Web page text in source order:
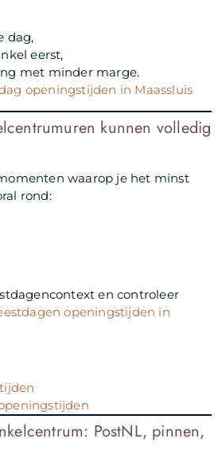
dag,
eerst,
met minder marge.
openingstijden in Maassluis
kunnen volledig
waarop je het minst
rond:
en controleer
openingstijden in
PostNL, pinnen,